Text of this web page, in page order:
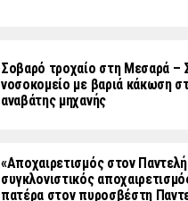
Σοβαρό τροχαίο στη Μεσαρά –
νοσοκομείο με βαριά κάκωση
αναβάτης μηχανής
«Aποχαιρετισμός στον
συγκλονιστικός
πατέρα στον πυροσβέστη